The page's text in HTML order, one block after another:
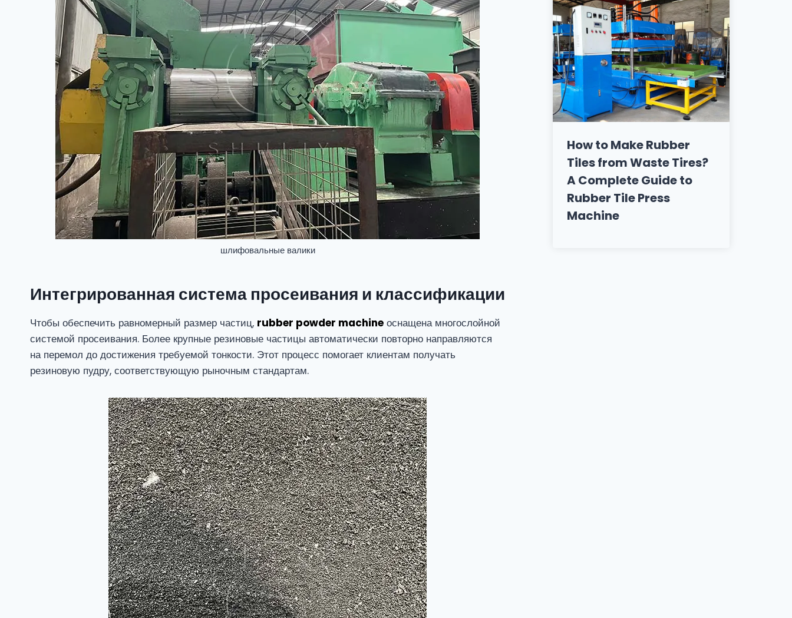
шлифовальные валики
Интегрированная система просеивания и классификации
Чтобы обеспечить равномерный размер частиц, rubber powder machine оснащена многослойной
системой просеивания. Более крупные резиновые частицы автоматически повторно направляются
на перемол до достижения требуемой тонкости. Этот процесс помогает клиентам получать
резиновую пудру, соответствующую рыночным стандартам.
How to Make Rubber
Tiles from Waste Tires?
A Complete Guide to
Rubber Tile Press
Machine